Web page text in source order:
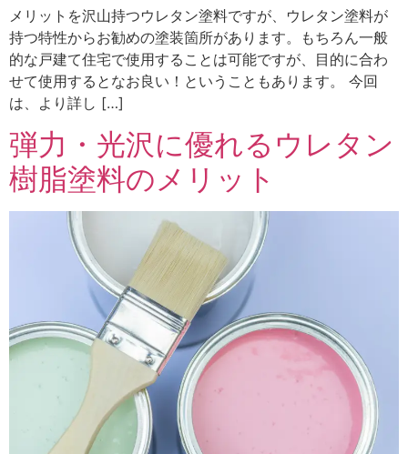
メリットを沢山持つウレタン塗料ですが、ウレタン塗料が
持つ特性からお勧めの塗装箇所があります。もちろん一般
的な戸建て住宅で使用することは可能ですが、目的に合わ
せて使用するとなお良い！ということもあります。 今回
は、より詳し […]
弾力・光沢に優れるウレタン
樹脂塗料のメリット